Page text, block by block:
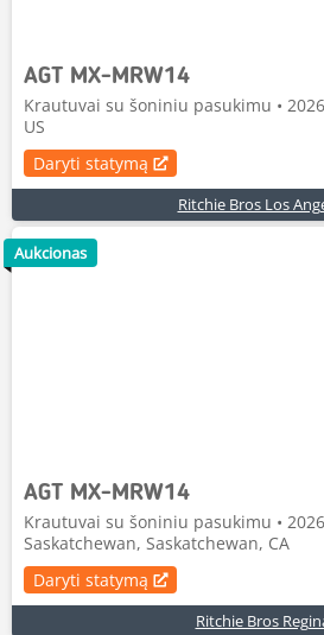
AGT MX-MRW14
Krautuvai su šoniniu pasukimu •
US
Daryti statymą
Ritchie Bros Los
AGT MX-MRW14
Krautuvai su šoniniu pasukimu •
Saskatchewan, Saskatchewan, CA
Daryti statymą
Ritchie Bros
Aukcionas